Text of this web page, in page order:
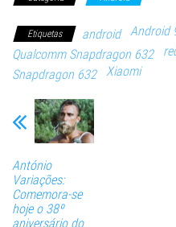
Etiquetas android Android
Qualcomm Snapdragon 632
Snapdragon 632
Xiaomi
António
Variações:
Comemora-se
hoje o 38º
aniversário do